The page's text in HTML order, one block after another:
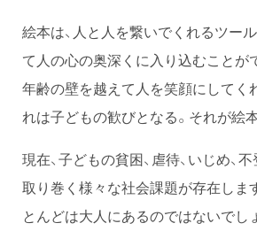
絵本は、人と人を繋いでくれるツー
て人の心の奥深くに入り込むことが
年齢の壁を越えて人を笑顔にしてく
れは子どもの歓びとなる。それが絵
現在、子どもの貧困、虐待、いじめ、
取り巻く様々な社会課題が存在しま
とんどは大人にあるのではないでし